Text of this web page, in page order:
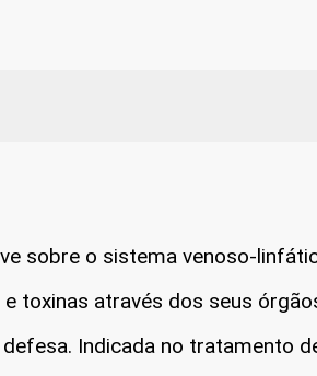
sobre o sistema venoso-
toxinas através dos seus
Indicada no tratamento